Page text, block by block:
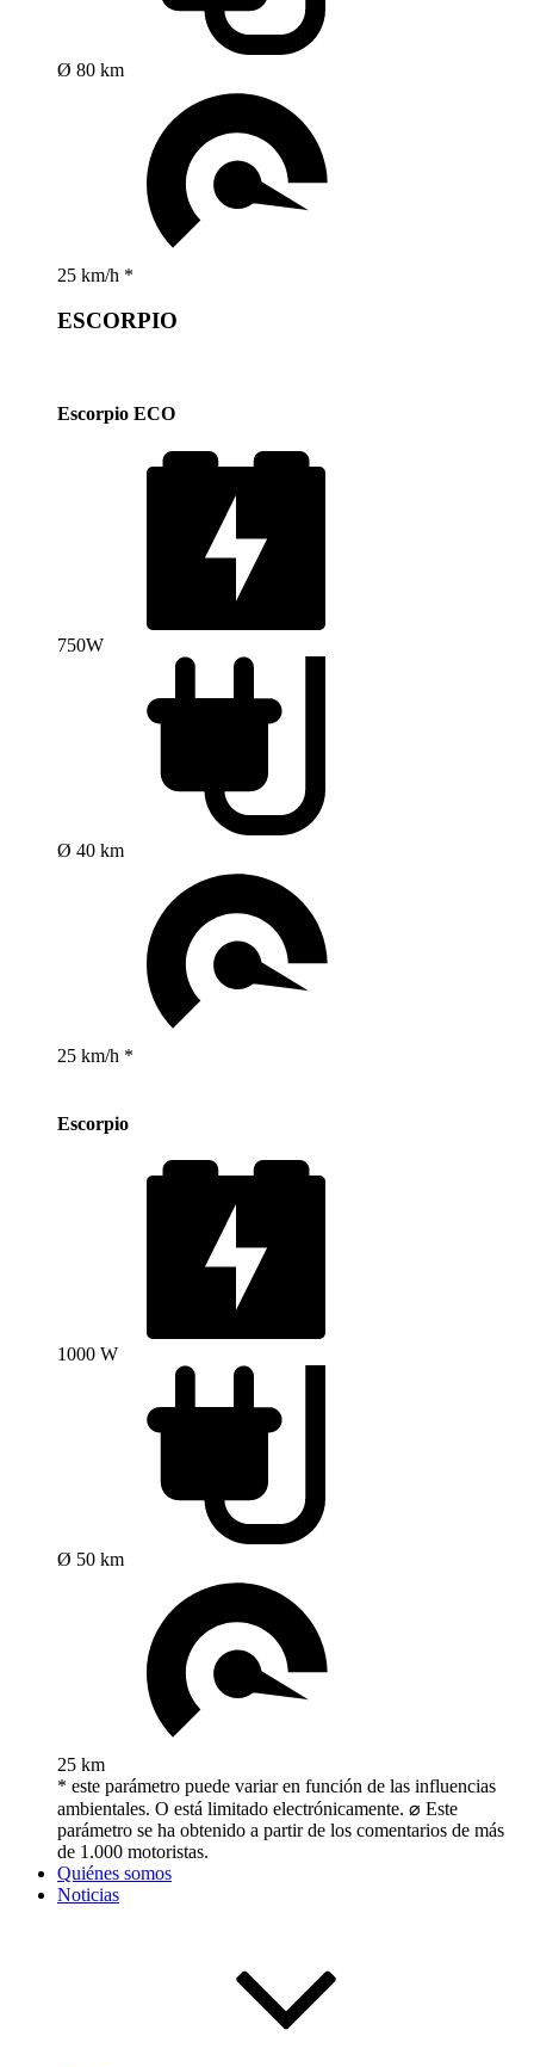
Ø 80 km
25 km/h *
ESCORPIO
Escorpio ECO
750W
Ø 40 km
25 km/h *
Escorpio
1000 W
Ø 50 km
25 km
* este parámetro puede variar en función de las influencias
ambientales. O está limitado electrónicamente. ⌀ Este
parámetro se ha obtenido a partir de los comentarios de más
de 1.000 motoristas.
Quiénes somos
Noticias